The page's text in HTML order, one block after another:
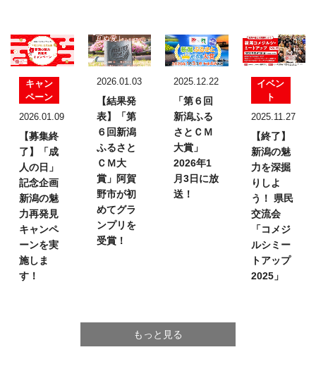
キャン
ペーン
2026.01.09
【募集終
了】「成
人の日」
記念企画
新潟の魅
力再発見
キャンペ
ーンを実
施しま
す！
2026.01.03
【結果発
表】
「第
６回新潟
ふるさと
ＣＭ大
賞」 阿賀
野市が初
めてグラ
ンプリを
受賞！
2025.12.22
「第６回
新潟ふる
さとＣＭ
大賞」
2026年1
月3日に放
送！
イベン
ト
2025.11.27
【終了】
新潟の魅
力を深掘
りしよ
う！
県民
交流会
「コメジ
ルシミー
トアップ
2025」
もっと見る